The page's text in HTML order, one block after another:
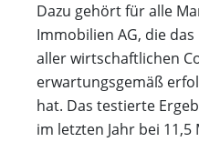
Dazu gehört für alle
Immobilien AG, die
aller wirtschaftlichen
erwartungsgemäß
hat. Das testierte
im letzten Jahr bei